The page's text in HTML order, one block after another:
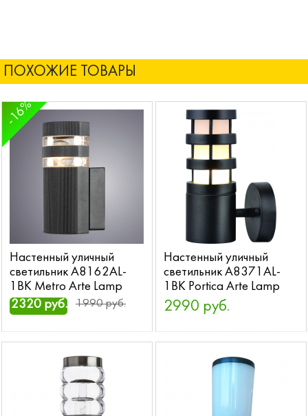
ПОХОЖИЕ ТОВАРЫ
Настенный уличный
светильник A8162AL-
1BK Metro Arte Lamp
-16%
2320 руб. 1990 руб.
Настенный уличный
светильник A8371AL-
1BK Portica Arte Lamp
2990 руб.